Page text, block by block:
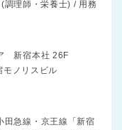
調理師・栄養士) / 用務
新宿本社 26F
ノリスビル
田急線・京王線「新宿